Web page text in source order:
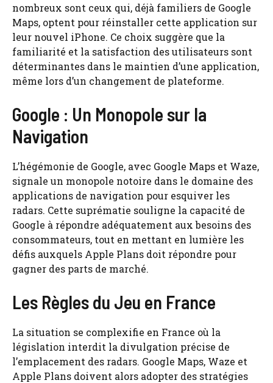
nombreux sont ceux qui, déjà familiers de Google
Maps, optent pour réinstaller cette application sur
leur nouvel iPhone. Ce choix suggère que la
familiarité et la satisfaction des utilisateurs sont
déterminantes dans le maintien d’une application,
même lors d’un changement de plateforme.
Google : Un Monopole sur la
Navigation
L’hégémonie de Google, avec Google Maps et Waze,
signale un monopole notoire dans le domaine des
applications de navigation pour esquiver les
radars. Cette suprématie souligne la capacité de
Google à répondre adéquatement aux besoins des
consommateurs, tout en mettant en lumière les
défis auxquels Apple Plans doit répondre pour
gagner des parts de marché.
Les Règles du Jeu en France
La situation se complexifie en France où la
législation interdit la divulgation précise de
l’emplacement des radars. Google Maps, Waze et
Apple Plans doivent alors adopter des stratégies